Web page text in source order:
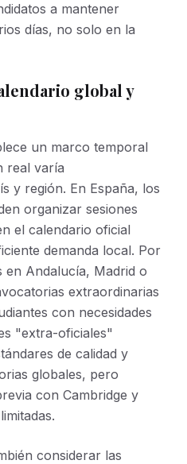
a mantener
días, no solo en la
global y
un marco temporal
real varía
y región. En España, los
organizar sesiones
el calendario oficial
demanda local. Por
en Andalucía, Madrid o
extraordinarias
con necesidades
"extra-oficiales"
de calidad y
globales, pero
con Cambridge y
considerar las